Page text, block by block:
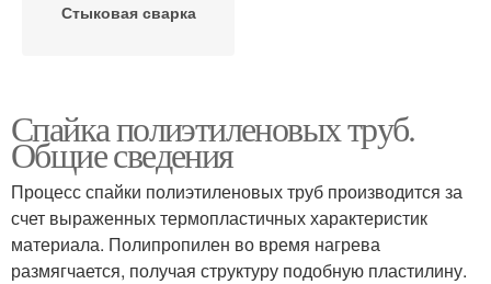
Стыковая сварка
Спайка полиэтиленовых труб.
Общие сведения
Процесс спайки полиэтиленовых труб производится за
счет выраженных термопластичных характеристик
материала. Полипропилен во время нагрева
размягчается, получая структуру подобную пластилину.